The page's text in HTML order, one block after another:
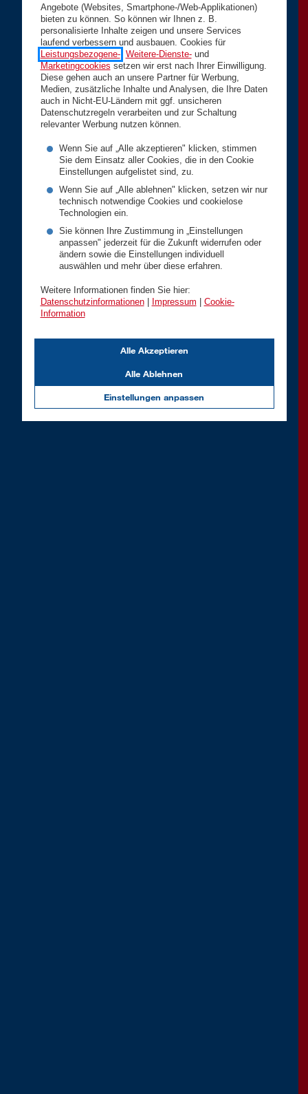
Angebote (Websites, Smartphone-/Web-Applikationen)
bieten zu können. So können wir Ihnen z. B.
personalisierte Inhalte zeigen und unsere Services
laufend verbessern und ausbauen. Cookies für
Leistungsbezogene-, Weitere-Dienste-und
Marketingcookies setzen wir erst nach Ihrer Einwilligung.
Diese gehen auch an unsere Partner für Werbung,
Medien, zusätzliche Inhalte und Analysen, die Ihre Daten
auch in Nicht-EU-Ländern mit ggf. unsicheren
Datenschutzregeln verarbeiten und zur Schaltung
relevanter Werbung nutzen können.
Wenn Sie auf „Alle akzeptieren" klicken, stimmen
Sie dem Einsatz aller Cookies, die in den Cookie
Einstellungen aufgelistet sind, zu.
Wenn Sie auf „Alle ablehnen" klicken, setzen wir nur
technisch notwendige Cookies und cookielose
Technologien ein.
Sie können Ihre Zustimmung in „Einstellungen
anpassen" jederzeit für die Zukunft widerrufen oder
ändern sowie die Einstellungen individuell
auswählen und mehr über diese erfahren.
Weitere Informationen finden Sie hier:
Datenschutzinformationen| Impressum
Cookie-
Information
Einstellungen anpassen
Alle Ablehnen
Alle Akzeptieren